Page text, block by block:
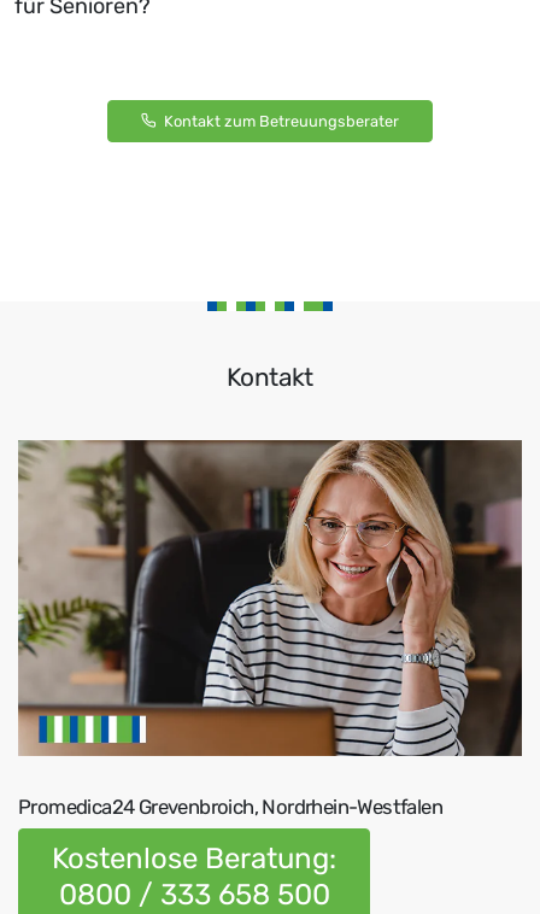
für Senioren?
Kontakt zum Betreuungsberater
Kontakt
Promedica24 Grevenbroich, Nordrhein-Westfalen
Kostenlose Beratung:
0800 / 333 658 500